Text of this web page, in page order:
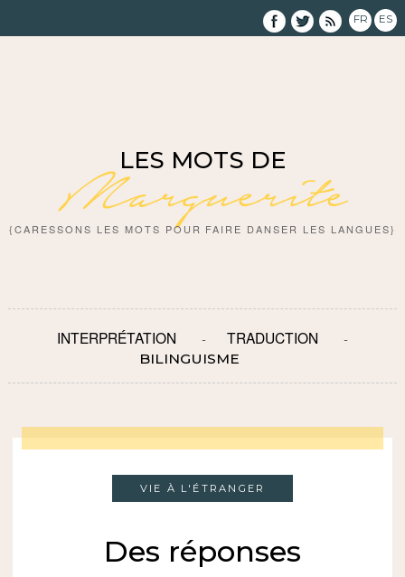
FR ES
LES MOTS DE
Marguerite
{CARESSONS LES MOTS POUR FAIRE DANSER LES LANGUES}
INTERPRÉTATION TRADUCTION
BILINGUISME
VIE À L'ÉTRANGER
Des réponses